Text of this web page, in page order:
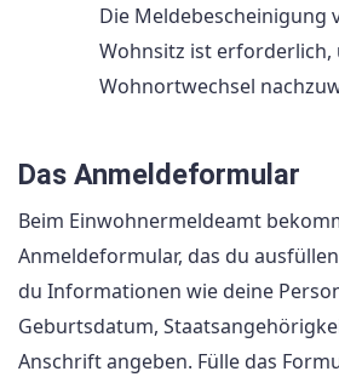
Die Meldebescheinigung
Wohnsitz ist erforderlich,
Wohnortwechsel
Das Anmeldeformular
Beim Einwohnermeldeamt
Anmeldeformular, das du
du Informationen wie deine
Geburtsdatum,
Anschrift angeben. Fülle das